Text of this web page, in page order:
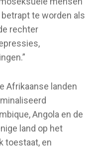
te worden als
rechter
Afrikaanse landen
Angola en de
land op het
toestaat, en